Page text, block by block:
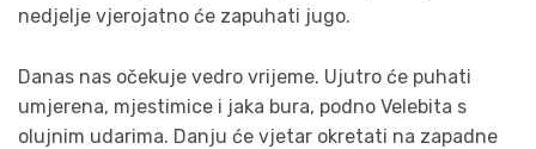
nedjelje vjerojatno će zapuhati jugo.
Danas nas očekuje vedro vrijeme. Ujutro će puhati
umjerena, mjestimice i jaka bura, podno Velebita s
olujnim udarima. Danju će vjetar okretati na zapadne